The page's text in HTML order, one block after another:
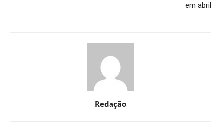
em abril
Redação